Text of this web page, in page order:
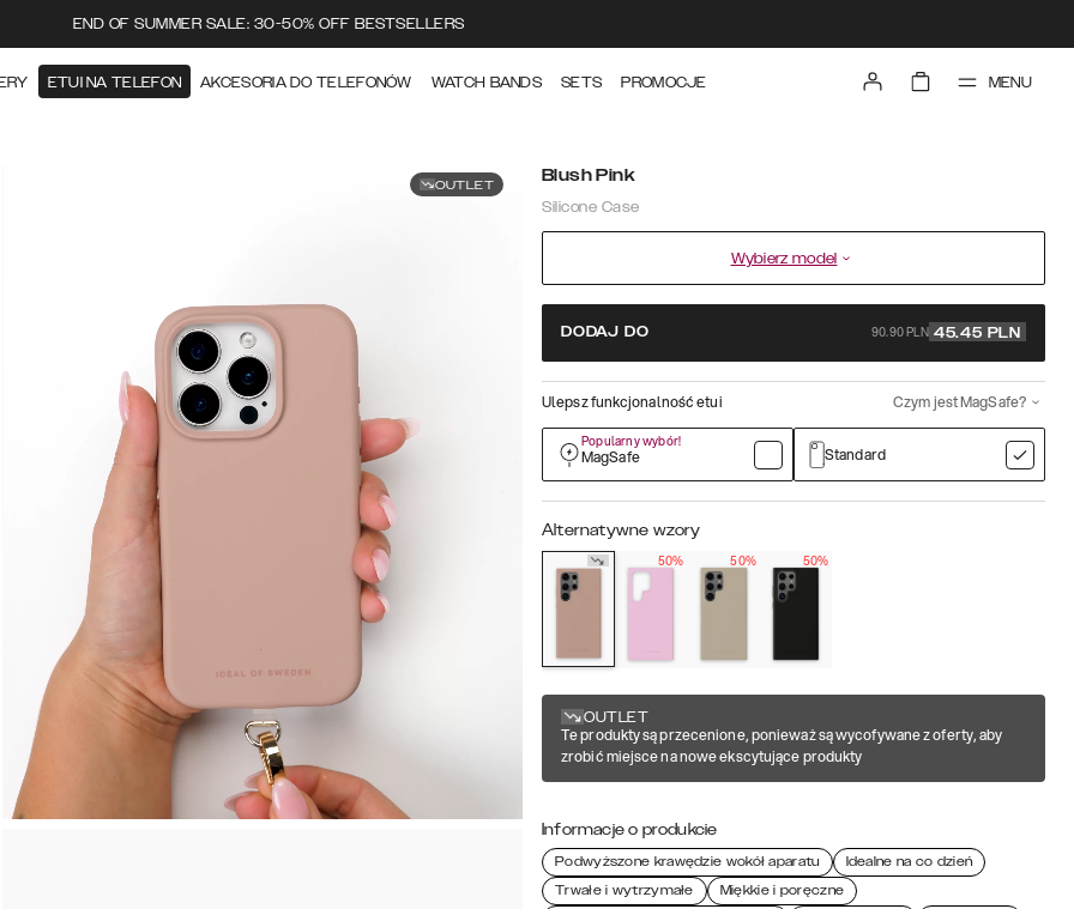
END OF SUMMER SALE: 30-50% OFF BESTSELLERS
ETUI NA TELEFON AKCESORIA DO TELEFONÓW WATCH BANDS SETS PROMOCJE MENU
OUTLET Blush Pink
Silicone Case
Wybierz model
DODAJ DO 90.90 PLN 45.45 PLN
Ulepsz funkcjonalność etui Czym jest MagSafe?
Popularny wybór!
MagSafe Standard
Alternatywne wzory
50% 50% 50%
OUTLET
Te produkty są przecenione, ponieważ są wycofywane z oferty, aby
zrobić miejsce na nowe ekscytujące produkty
Informacje o produkcie
Podwyższone krawędzie wokół aparatu
Idealne na co dzień
Trwałe i wytrzymałe
Miękkie i poręczne